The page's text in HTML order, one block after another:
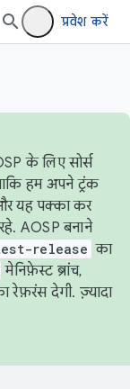
प्रवेश करें
के लिए सोर्स
हम अपने ट्रंक
यह पक्का कर
AOSP बनाने
release का
मेनिफ़ेस्ट ब्रांच,
रेफ़रंस देगी. ज़्यादा